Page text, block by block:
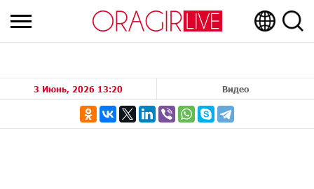
3 Июнь, 2026 13:20 Видео